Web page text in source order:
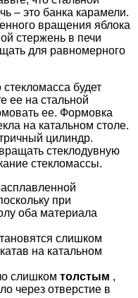
– это банка карамели.
вращения яблока
стержень в печи
для равномерного
стекломасса будет
ее на стальной
ее. Формовка
на катальном столе.
цилиндр.
стеклодувную
стекломассы.
при
оба материала
слишком
на катальном
слишком толстым ,
через отверстие в